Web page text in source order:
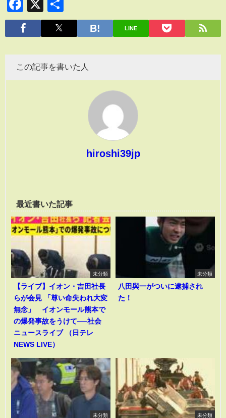
Facebook
X
有
LINE
この記事を書いた人
hiroshi39jp
最近書いた記事
未分類
【ライブ】イオン・吉田社長
らが会見 「尊い命失われ大変
無念」 イオンモール熊本で
の爆発事故をうけて──社会
ニュースライブ （日テレ
NEWS LIVE）
未分類
八田與一がついに逮捕され
た！
未分類 未分類